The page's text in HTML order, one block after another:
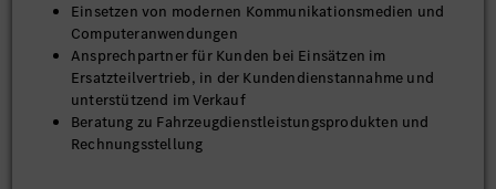
Einsetzen von modernen Kommunikationsmedien und
Computeranwendungen
Ansprechpartner für Kunden bei Einsätzen im
Ersatzteilvertrieb, in der Kundendienstannahme und
unterstützend im Verkauf
Beratung zu Fahrzeugdienstleistungsprodukten und
Rechnungsstellung